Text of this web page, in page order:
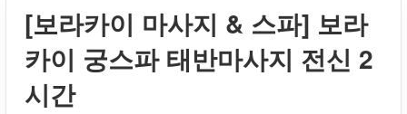
[보라카이 마사지 & 스파] 보라
카이 궁스파 태반마사지 전신 2
시간